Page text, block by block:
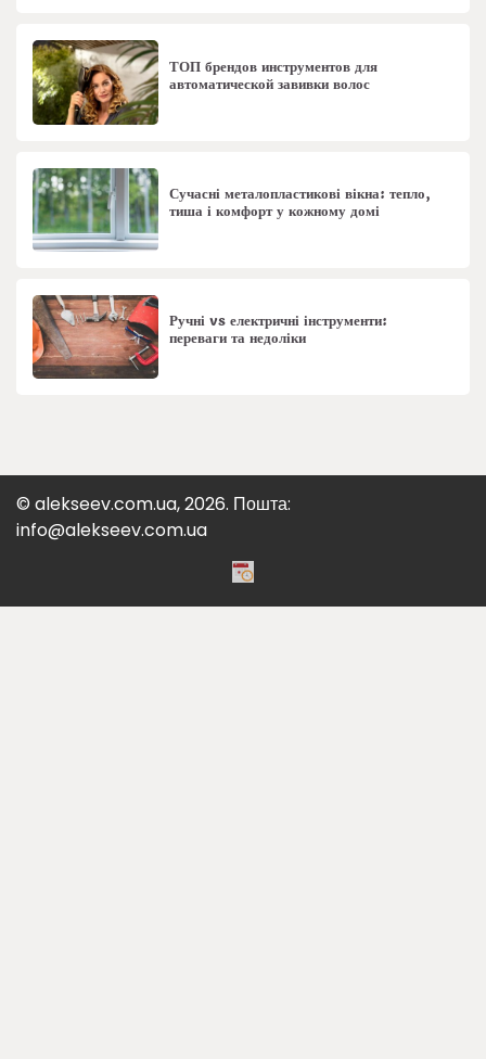
ТОП брендов инструментов для
автоматической завивки волос
Сучасні металопластикові вікна: тепло,
тиша і комфорт у кожному домі
Ручні vs електричні інструменти:
переваги та недоліки
© alekseev.com.ua, 2026. Пошта:
info@alekseev.com.ua